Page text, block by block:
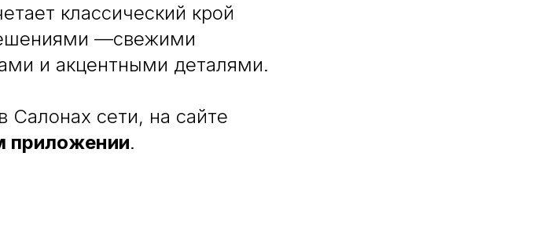
классический крой
—свежими
и акцентными деталями.
Салонах сети, на сайте
приложении.